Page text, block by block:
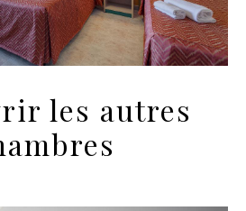
les autres